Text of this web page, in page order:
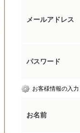
メールアドレス
パスワード
お客様情報の入力
お名前